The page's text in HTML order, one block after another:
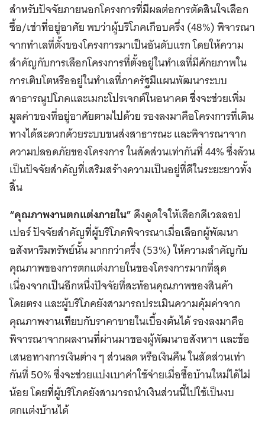
สำหรับปัจจัยภายนอกโครงการที่มีผลต่อการตัดสินใจเลือก
ซื้อ/เช่าที่อยู่อาศัย พบว่าผู้บริโภคเกือบครึ่ง (48%) พิจารณา
จากทำเลที่ตั้งของโครงการมาเป็นอันดับแรก โดยให้ความ
สำคัญกับการเลือกโครงการที่ตั้งอยู่ในทำเลที่มีศักยภาพใน
การเติบโตหรืออยู่ในทำเลที่ภาครัฐมีแผนพัฒนาระบบ
สาธารณูปโภคและเมกะโปรเจกต์ในอนาคต ซึ่งจะช่วยเพิ่ม
มูลค่าของที่อยู่อาศัยตามไปด้วย รองลงมาคือโครงการที่เดิน
ทางได้สะดวกด้วยระบบขนส่งสาธารณะ และพิจารณาจาก
ความปลอดภัยของโครงการ ในสัดส่วนเท่ากันที่ 44% ซึ่งล้วน
เป็นปัจจัยสำคัญที่เสริมสร้างความเป็นอยู่ที่ดีในระยะยาวทั้ง
สิ้น
“คุณภาพงานตกแต่งภายใน”ดึงดูดใจให้เลือกดีเวลลอป
เปอร์ ปัจจัยสำคัญที่ผู้บริโภคพิจารณาเมื่อเลือกผู้พัฒนา
อสังหาริมทรัพย์นั้น มากกว่าครึ่ง (53%) ให้ความสำคัญกับ
คุณภาพของการตกแต่งภายในของโครงการมากที่สุด
เนื่องจากเป็นอีกหนึ่งปัจจัยที่สะท้อนคุณภาพของสินค้า
โดยตรง และผู้บริโภคยังสามารถประเมินความคุ้มค่าจาก
คุณภาพงานเทียบกับราคาขายในเบื้องต้นได้ รองลงมาคือ
พิจารณาจากผลงานที่ผ่านมาของผู้พัฒนาอสังหาฯ และข้อ
เสนอทางการเงินต่าง ๆ ส่วนลด หรือเงินคืน ในสัดส่วนเท่า
กันที่ 50% ซึ่งจะช่วยแบ่งเบาค่าใช้จ่ายเมื่อซื้อบ้านใหม่ได้ไม่
น้อย โดยที่ผู้บริโภคยังสามารถนำเงินส่วนนี้ไปใช้เป็นงบ
ตกแต่งบ้านได้